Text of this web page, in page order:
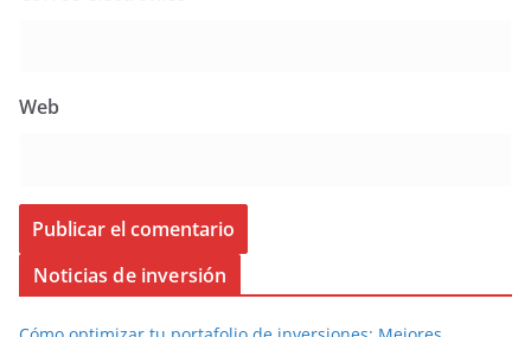
Web
Noticias de inversión